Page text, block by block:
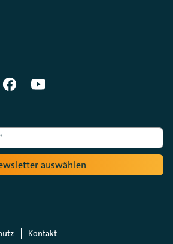
Netzwerken]
FacebookYoutube
auswählen
Kontakt